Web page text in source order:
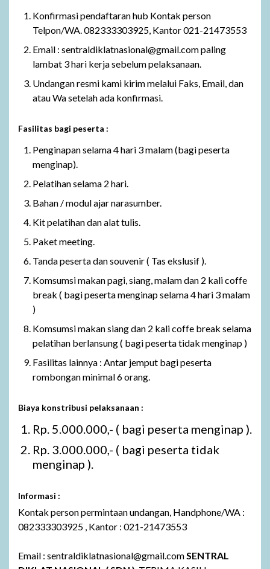
Konfirmasi pendaftaran hub Kontak person
Telpon/WA. 082333303925, Kantor 021-21473553
Email : sentraldiklatnasional@gmail.com paling
lambat 3 hari kerja sebelum pelaksanaan.
Undangan resmi kami kirim melalui Faks, Email, dan
atau Wa setelah ada konfirmasi.
Fasilitas bagi peserta :
Penginapan selama 4 hari 3 malam (bagi peserta
menginap).
Pelatihan selama 2 hari.
Bahan / modul ajar narasumber.
Kit pelatihan dan alat tulis.
Paket meeting.
Tanda peserta dan souvenir ( Tas ekslusif ).
Komsumsi makan pagi, siang, malam dan 2 kali coffe
break ( bagi peserta menginap selama 4 hari 3 malam
)
Komsumsi makan siang dan 2 kali coffe break selama
pelatihan berlansung ( bagi peserta tidak menginap )
Fasilitas lainnya : Antar jemput bagi peserta
rombongan minimal 6 orang.
Biaya konstribusi pelaksanaan :
Rp. 5.000.000,- ( bagi peserta menginap ).
Rp. 3.000.000,- ( bagi peserta tidak
menginap ).
Informasi :
Kontak person permintaan undangan, Handphone/WA :
082333303925 , Kantor : 021-21473553
Email : sentraldiklatnasional@gmail.comSENTRAL